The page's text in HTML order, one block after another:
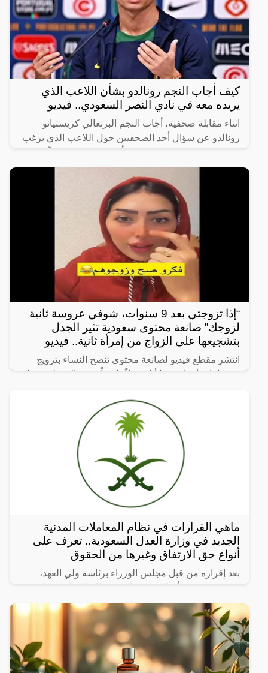
كيف أجاب النجم رونالدو بشأن اللاعب الذي
يريده معه في نادي النصر السعودي.. فيديو
اثناء مقابلة صحفية، أجاب النجم البرتغالي كريستيانو
رونالدو عن سؤال أحد الصحفيين حول اللاعب الذي يرغب
“أختارك أنت،
“إذا تزوجتي بعد 9 سنوات، شوفي عروسة ثانية
لزوجك” صانعة محتوى سعودية تثير الجدل
بتشجيعها على الزواج من إمرأة ثانية.. فيديو
انتشر مقطع فيديو لصانعة محتوى تنصح النساء بتزويج
زوجها بامرأة ثانية، ما أثار جدلاً واسعاً. وفي المقطع، تقول
ماهي القرارات في نظام المعاملات المدنية
الجديد في وزارة العدل السعودية.. تعرف على
أنواع حق الارتفاق وغيرها من الحقوق
بعد إقراره من قبل مجلس الوزراء برئاسة ولي العهد،
نشرت صحيفة “أم القرى” تفاصيل نظام المعاملات المدنية
الجديد في المملكة العربية السعودية، والذي سيتم تطبيقه
بعد